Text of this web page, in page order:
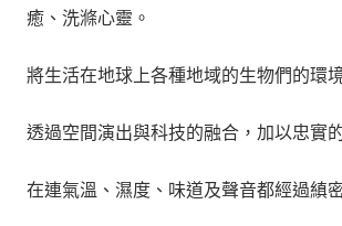
癒、洗滌心靈。
將生活在地球上各種地域的生物們的環
透過空間演出與科技的融合，加以忠實
在連氣溫、濕度、味道及聲音都經過縝